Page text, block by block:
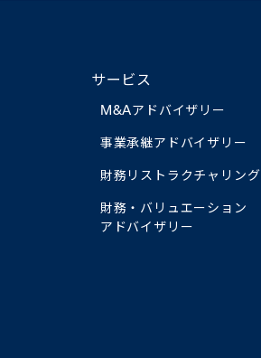
サービス
M&Aアドバイザリー
事業承継アドバイザリー
財務リストラクチャリング
財務・バリュエーション
アドバイザリー